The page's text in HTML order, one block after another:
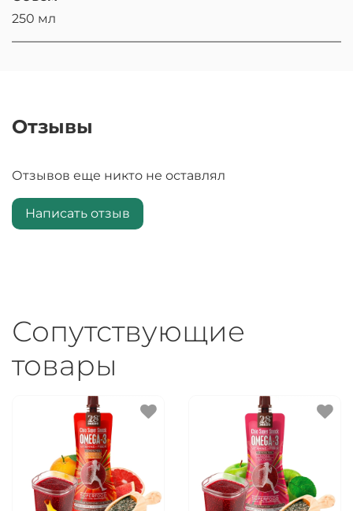
250 мл
Отзывы
Отзывов еще никто не оставлял
Написать отзыв
Сопутствующие
товары